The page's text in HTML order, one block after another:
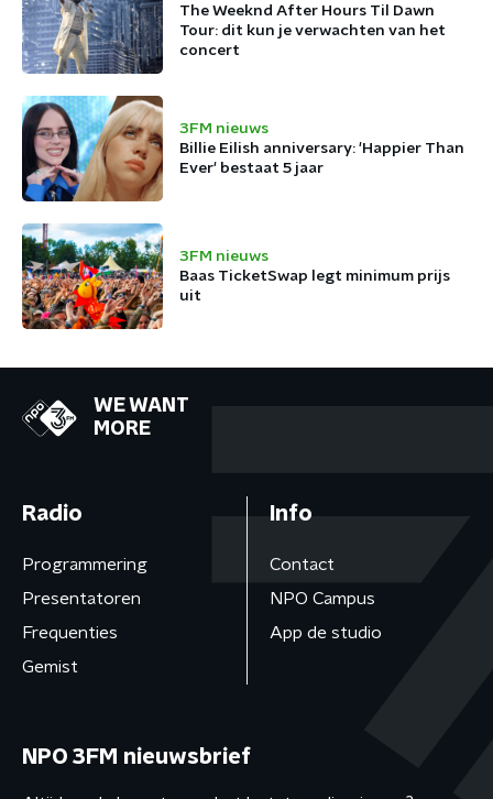
The Weeknd After Hours Til Dawn
Tour: dit kun je verwachten van het
concert
3FM nieuws
Billie Eilish anniversary: 'Happier Than
Ever' bestaat 5 jaar
3FM nieuws
Baas TicketSwap legt minimum prijs
uit
WE WANT
MORE
Radio
Programmering
Presentatoren
Frequenties
Gemist
Info
Contact
NPO Campus
App de studio
NPO 3FM nieuwsbrief